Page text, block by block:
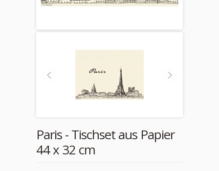
Paris - Tischset aus Papier
44 x 32 cm